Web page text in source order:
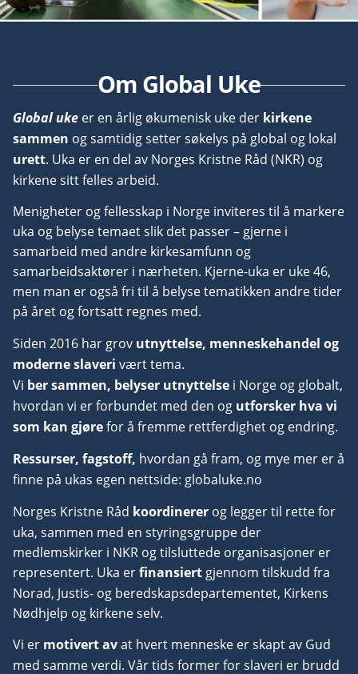
Om Global Uke
Global uke er en årlig økumenisk uke der kirkene
sammen og samtidig setter søkelys på global og lokal
urett. Uka er en del av Norges Kristne Råd (NKR) og
kirkene sitt felles arbeid.
Menigheter og fellesskap i Norge inviteres til å markere
uka og belyse temaet slik det passer – gjerne i
samarbeid med andre kirkesamfunn og
samarbeidsaktører i nærheten. Kjerne-uka er uke 46,
men man er også fri til å belyse tematikken andre tider
på året og fortsatt regnes med.
Siden 2016 har grov utnyttelse, menneskehandel og
moderne slaveri vært tema.
Vi ber sammen, belyser utnyttelse i Norge og globalt,
hvordan vi er forbundet med den og utforsker hva vi
som kan gjørefor å fremme rettferdighet og endring.
Ressurser, fagstoff, hvordan gå fram, og mye mer er å
finne på ukas egen nettside: globaluke.no
Norges Kristne Råd koordinerer og legger til rette for
uka, sammen med en styringsgruppe der
medlemskirker i NKR og tilsluttede organisasjoner er
representert. Uka erfinansiert gjennom tilskudd fra
Norad, Justis- og beredskapsdepartementet, Kirkens
Nødhjelp og kirkene selv.
Vi er motivert avat hvert menneske er skapt av Gud
med samme verdi. Vår tids former for slaveri er brudd